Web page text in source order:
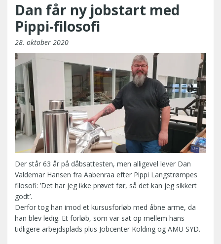
Dan får ny jobstart med
Pippi-filosofi
28. oktober 2020
Der står 63 år på dåbsattesten, men alligevel lever Dan
Valdemar Hansen fra Aabenraa efter Pippi Langstrømpes
filosofi: ’Det har jeg ikke prøvet før, så det kan jeg sikkert
godt’.
Derfor tog han imod et kursusforløb med åbne arme, da
han blev ledig. Et forløb, som var sat op mellem hans
tidligere arbejdsplads plus Jobcenter Kolding og AMU SYD.